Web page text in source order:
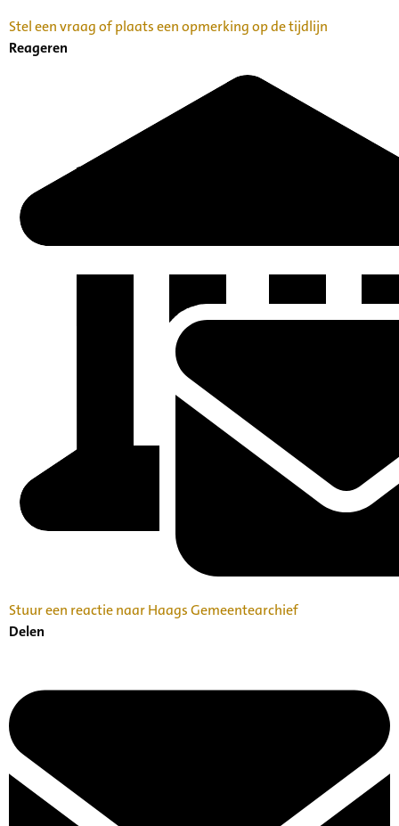
Stel een vraag of plaats een opmerking op de tijdlijn
Reageren
Stuur een reactie naar Haags Gemeentearchief
Delen